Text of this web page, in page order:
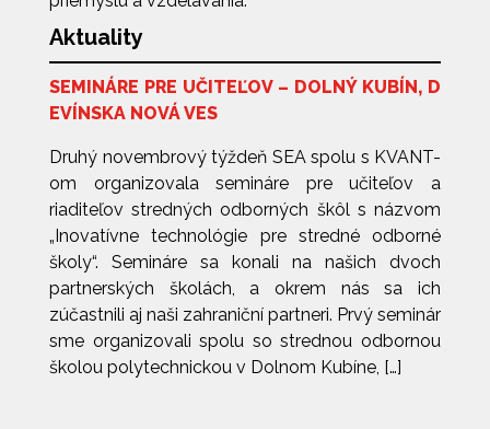
Aktuality
SEMINÁRE PRE UČITEĽOV – DOLNÝ KUBÍN, D
EVÍNSKA NOVÁ VES
Druhý novembrový týždeň SEA spolu s KVANT-
om organizovala semináre pre učiteľov a
riaditeľov stredných odborných škôl s názvom
„Inovatívne technológie pre stredné odborné
školy“. Semináre sa konali na našich dvoch
partnerských školách, a okrem nás sa ich
zúčastnili aj naši zahraniční partneri. Prvý seminár
sme organizovali spolu so strednou odbornou
školou polytechnickou v Dolnom Kubíne, […]